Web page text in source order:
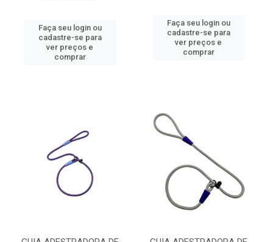
Faça seu login ou
cadastre-se para
ver preços e
comprar
Faça seu login ou
cadastre-se para
ver preços e
comprar